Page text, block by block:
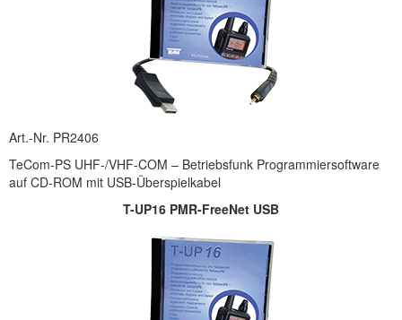
Art.-Nr. PR2406
TeCom-PS UHF-/VHF-COM – Betriebsfunk Programmiersoftware
auf CD-ROM mit USB-Überspielkabel
T-UP16 PMR-FreeNet USB